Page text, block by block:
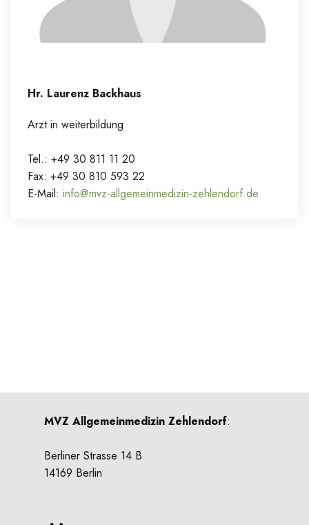
Hr. Laurenz Backhaus
Arzt in weiterbildung
Tel.: +49 30 811 11 20
Fax: +49 30 810 593 22
E-Mail: info@mvz-allgemeinmedizin-zehlendorf.de
MVZ Allgemeinmedizin Zehlendorf:
Berliner Strasse 14 B
14169 Berlin